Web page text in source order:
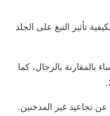
تأثير التبغ على الجلد
بالمقارنة بالرجال، كما
تجاعيد غير المدخنين.